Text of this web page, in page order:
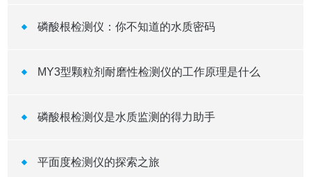
磷酸根检测仪：你不知道的水质密码
MY3型颗粒剂耐磨性检测仪的工作原理是什么
磷酸根检测仪是水质监测的得力助手
平面度检测仪的探索之旅